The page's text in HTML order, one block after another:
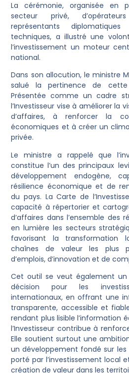
La cérémonie, organisée en
secteur privé,
représentants
techniques, a illustré une
l’investissement un moteur
national.
Dans son allocution, le ministre
salué la pertinence de cette
Présentée comme un cadre
l’Investisseur vise à améliorer la
d’affaires, à renforcer la
économiques et à créer un
privée.
Le ministre a rappelé que
constitue l’un des principaux
développement endogène,
résilience économique et de
du pays. La Carte de
capacité à répertorier et
d’affaires dans l’ensemble des
en lumière les secteurs
favorisant la transformation
chaînes de valeur les plus
d’emplois, d’innovation et de
Cet outil se veut également un
décision pour les
internationaux, en offrant une
transparente, accessible et
rendant plus lisible l’information
l’Investisseur contribue à
Elle soutient surtout une
un développement fondé sur les
porté par l’investissement local
création de valeur dans les